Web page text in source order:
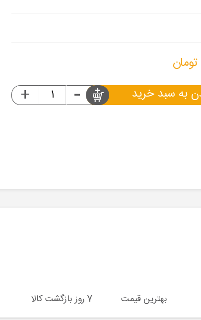
-
+ به سبد خرید
بهترین قیمت 7 روز بازگشت کالا